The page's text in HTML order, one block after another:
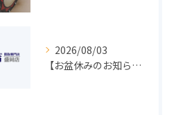
2026/08/03
【お盆休みのお知らせ】買取専門 大吉 盛岡店